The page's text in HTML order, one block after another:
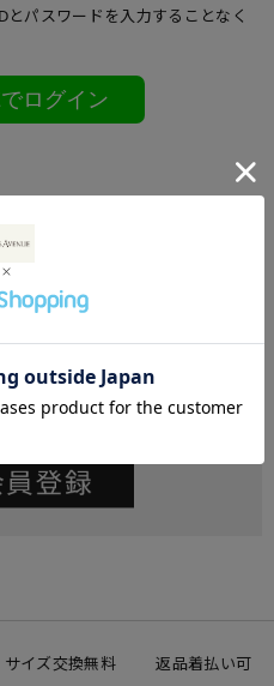
とパスワードを入力することなく
ログイン
ておくと便利にお買い物ができる
サイズ交換無料 返品着払い可